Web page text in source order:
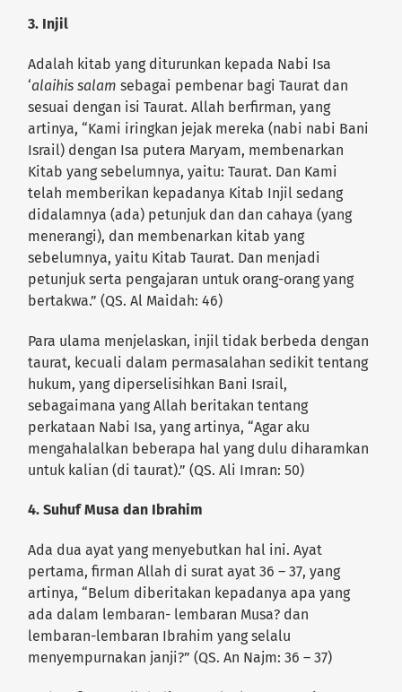
3. Injil
Adalah kitab yang diturunkan kepada Nabi Isa
‘alaihis salam sebagai pembenar bagi Taurat dan
sesuai dengan isi Taurat. Allah berfirman, yang
artinya, “Kami iringkan jejak mereka (nabi nabi Bani
Israil) dengan Isa putera Maryam, membenarkan
Kitab yang sebelumnya, yaitu: Taurat. Dan Kami
telah memberikan kepadanya Kitab Injil sedang
didalamnya (ada) petunjuk dan dan cahaya (yang
menerangi), dan membenarkan kitab yang
sebelumnya, yaitu Kitab Taurat. Dan menjadi
petunjuk serta pengajaran untuk orang-orang yang
bertakwa.” (QS. Al Maidah: 46)
Para ulama menjelaskan, injil tidak berbeda dengan
taurat, kecuali dalam permasalahan sedikit tentang
hukum, yang diperselisihkan Bani Israil,
sebagaimana yang Allah beritakan tentang
perkataan Nabi Isa, yang artinya, “Agar aku
mengahalalkan beberapa hal yang dulu diharamkan
untuk kalian (di taurat).” (QS. Ali Imran: 50)
4. Suhuf Musa dan Ibrahim
Ada dua ayat yang menyebutkan hal ini. Ayat
pertama, firman Allah di surat ayat 36 – 37, yang
artinya, “Belum diberitakan kepadanya apa yang
ada dalam lembaran- lembaran Musa? dan
lembaran-lembaran Ibrahim yang selalu
menyempurnakan janji?” (QS. An Najm: 36 – 37)